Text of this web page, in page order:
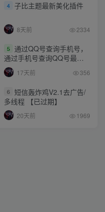
4 子比主题最新美化插件
8天前 2334
5 通过QQ号查询手机号，
通过手机号查询QQ号最新
网站源码
17天前 356
6 短信轰炸鸡V2.1去广告/
多线程 【已过期】
20天前 1969